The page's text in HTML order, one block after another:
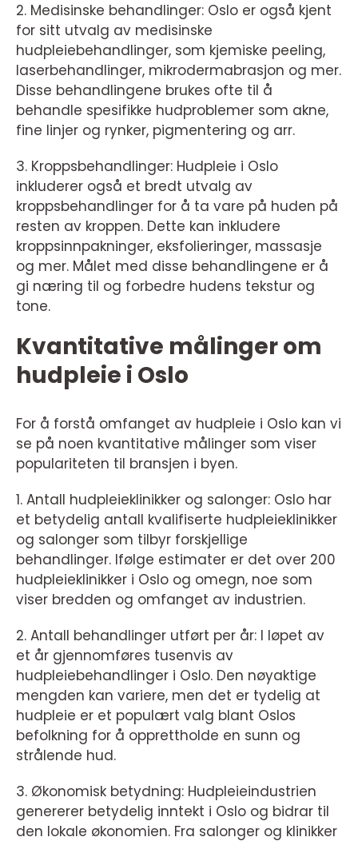
2. Medisinske behandlinger: Oslo er også kjent
for sitt utvalg av medisinske
hudpleiebehandlinger, som kjemiske peeling,
laserbehandlinger, mikrodermabrasjon og mer.
Disse behandlingene brukes ofte til å
behandle spesifikke hudproblemer som akne,
fine linjer og rynker, pigmentering og arr.
3. Kroppsbehandlinger: Hudpleie i Oslo
inkluderer også et bredt utvalg av
kroppsbehandlinger for å ta vare på huden på
resten av kroppen. Dette kan inkludere
kroppsinnpakninger, eksfolieringer, massasje
og mer. Målet med disse behandlingene er å
gi næring til og forbedre hudens tekstur og
tone.
Kvantitative målinger om
hudpleie i Oslo
For å forstå omfanget av hudpleie i Oslo kan vi
se på noen kvantitative målinger som viser
populariteten til bransjen i byen.
1. Antall hudpleieklinikker og salonger: Oslo har
et betydelig antall kvalifiserte hudpleieklinikker
og salonger som tilbyr forskjellige
behandlinger. Ifølge estimater er det over 200
hudpleieklinikker i Oslo og omegn, noe som
viser bredden og omfanget av industrien.
2. Antall behandlinger utført per år: I løpet av
et år gjennomføres tusenvis av
hudpleiebehandlinger i Oslo. Den nøyaktige
mengden kan variere, men det er tydelig at
hudpleie er et populært valg blant Oslos
befolkning for å opprettholde en sunn og
strålende hud.
3. Økonomisk betydning: Hudpleieindustrien
genererer betydelig inntekt i Oslo og bidrar til
den lokale økonomien. Fra salonger og klinikker